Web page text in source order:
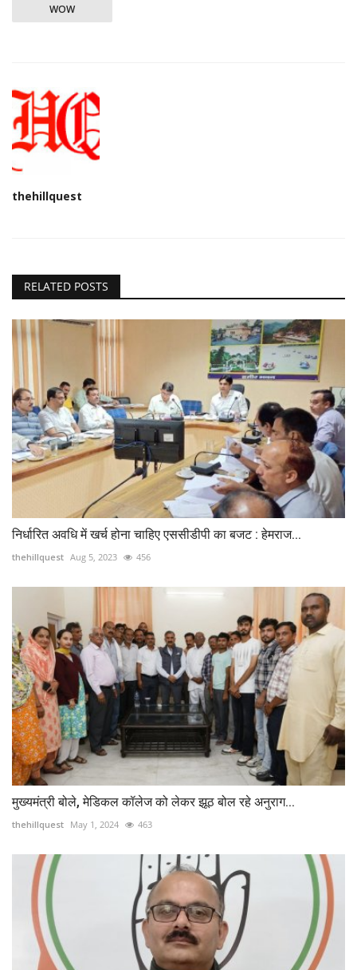
WOW
thehillquest
RELATED POSTS
निर्धारित अवधि में खर्च होना चाहिए एससीडीपी का बजट : हेमराज...
thehillquest Aug 5, 2023 456
मुख्यमंत्री बोले, मेडिकल कॉलेज को लेकर झूठ बोल रहे अनुराग...
thehillquest May 1, 2024 463